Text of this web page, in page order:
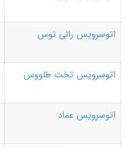
اتوسرویس رالی توس
اتوسرویس تخت طاووس
اتوسرویس عماد